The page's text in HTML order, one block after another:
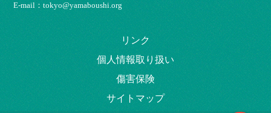
E-mail：tokyo@yamaboushi.org
リンク
個⼈情報取り扱い
傷害保険
サイトマップ